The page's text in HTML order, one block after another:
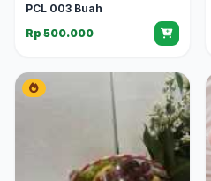
PCL 003 Buah
Rp 500.000